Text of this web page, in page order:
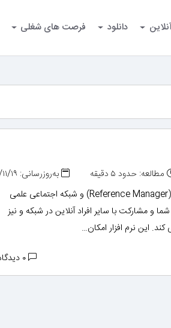
دانلود فرصت های شغلی
مطالعه: حدود ۵ دقیقه
به‌روزرسانی: ۱۳۹۳/۱۱/۱۹
Mendeley یک نرم افزار مدیریت مراجع (Reference Manager) و شبکه اجتماعی علمی
و مشارکت با سایر افراد آنلاین در شبکه و نیز
این نرم افزار امکان…